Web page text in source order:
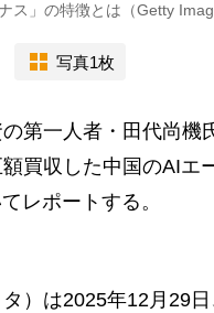
ス」の特徴とは（Getty
写真1枚
第一人者・田代尚機
買収した中国のAIエ
レポートする。
は2025年12月29日